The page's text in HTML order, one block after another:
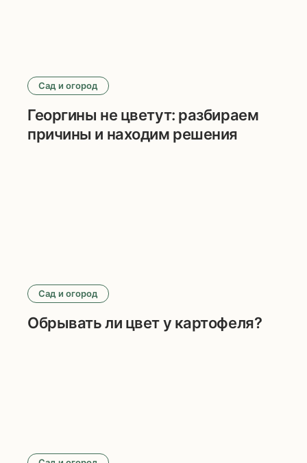
Сад и огород
Георгины не цветут: разбираем
причины и находим решения
Сад и огород
Обрывать ли цвет у картофеля?